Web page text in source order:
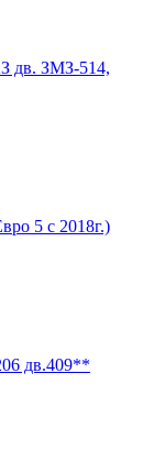
дв. ЗМЗ-514,
5 с 2018г.)
дв.409**